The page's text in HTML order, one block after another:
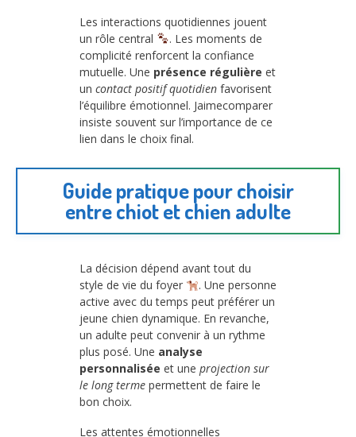
Les interactions quotidiennes jouent
un rôle central
. Les moments de
complicité renforcent la confiance
mutuelle. Une présence régulière et
un contact positif quotidien favorisent
l’équilibre émotionnel. Jaimecomparer
insiste souvent sur l’importance de ce
lien dans le choix final.
Guide pratique pour choisir
entre chiot et chien adulte
La décision dépend avant tout du
style de vie du foyer
. Une personne
active avec du temps peut préférer un
jeune chien dynamique. En revanche,
un adulte peut convenir à un rythme
plus posé. Une analyse
personnalisée et une projection sur
le long terme permettent de faire le
bon choix.
Les attentes émotionnelles